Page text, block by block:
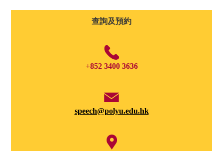
查詢及預約
+852 3400 3636
speech@polyu.edu.hk